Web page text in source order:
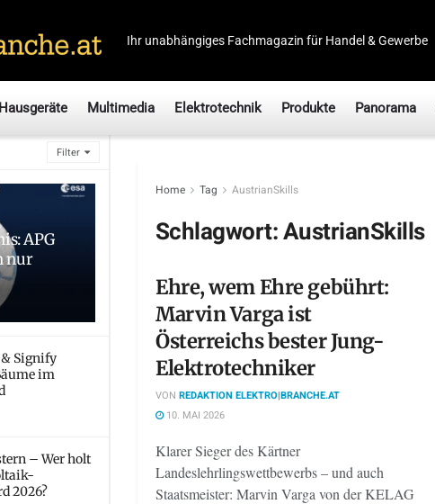
Filter
APG
nur
Signify
im
– Wer holt
2026?
Ihr unabhängiges Fachmagazin für Handel & Gewerbe
Hausgeräte Multimedia Elektrotechnik Produkte Panorama
Home Tag AustrianSkills
Schlagwort:AustrianSkills
Ehre, wem Ehre gebührt:
Marvin Varga ist
Österreichs bester Jung-
Elektrotechniker
VON REDAKTION ELEKTRO|BRANCHE.AT
10. MAI 2026
Klarer Sieger des Kärtner
Landeslehrlingswettbewerbs – und auch
Staatsmeister: Marvin Varga von der KELAG